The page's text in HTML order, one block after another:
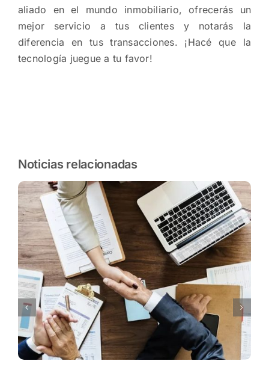
aliado en el mundo inmobiliario, ofrecerás un
mejor servicio a tus clientes y notarás la
diferencia en tus transacciones. ¡Hacé que la
tecnología juegue a tu favor!
Noticias relacionadas